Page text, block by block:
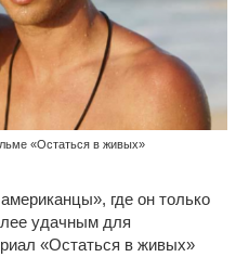
«Остаться в живых»
где он только
удачным для
«Остаться в живых»